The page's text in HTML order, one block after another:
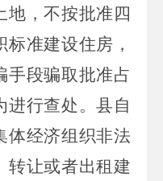
地，不按批准四
准建设住房，
手段骗取批准占
进行查处。县自
体经济组织非法
转让或者出租建